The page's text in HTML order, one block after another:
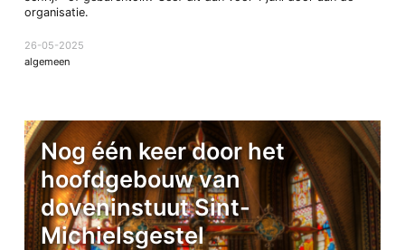
organisatie.
26-05-2025
algemeen
Nog één keer door het
hoofdgebouw van
doveninstuut Sint-
Michielsgestel